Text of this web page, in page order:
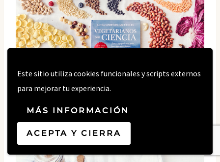
Este sitio utiliza cookies funcionales y scripts externos
para mejorar tu experiencia.
MÁS INFORMACIÓN
ACEPTA Y CIERRA
Libro Vegetarianos Con Ciencia de Lucía Martínez